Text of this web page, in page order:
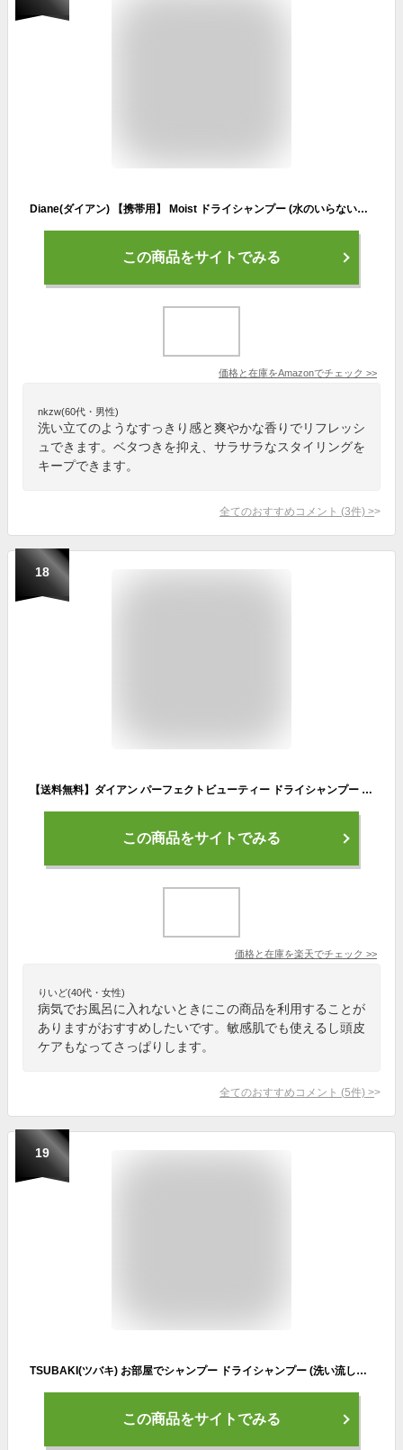
Diane(ダイアン) 【携帯用】 Moist ドライシャンプー (水のいらないシャンプー) フレッシュシトラスペアの香り ダイアン パーフェクトビューティー 40g
この商品をサイトでみる
価格と在庫をAmazonでチェック >>
nkzw(60代・男性)
洗い立てのようなすっきり感と爽やかな香りでリフレッシ
ュできます。ベタつきを抑え、サラサラなスタイリングを
キープできます。
全てのおすすめコメント (3件) >
18
【送料無料】ダイアン パーフェクトビューティー ドライシャンプー 40g 3点セット | 携帯用 スプレー 水のいらないシャンプー 女性 レディース 頭皮スッキリ ボリューム感 リフレッシュ ニオイ スタイリング フレグランス 持ち運び アウトドア みずなし 災害時 防災 震災
この商品をサイトでみる
価格と在庫を楽天でチェック >>
りいど(40代・女性)
病気でお風呂に入れないときにこの商品を利用することが
ありますがおすすめしたいです。敏感肌でも使えるし頭皮
ケアもなってさっぱりします。
全てのおすすめコメント (5件) >
19
TSUBAKI(ツバキ) お部屋でシャンプー ドライシャンプー (洗い流しのいらないタイプ) 180ml
この商品をサイトでみる